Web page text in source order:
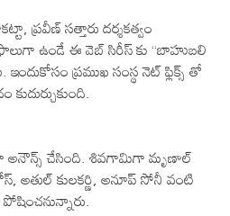
ప్రవీణ్ సత్తారు దర్శకత్వం
ఉండే ఈ వెబ్ సిరీస్ కు “బాహుబలి
ప్రముఖ సంస్థ నెట్ ఫ్లిక్స్ తో
చేసింది. శివగామిగా మృణాల్‌
కులకర్ణి, అనూప్‌ సోనీ వంటి